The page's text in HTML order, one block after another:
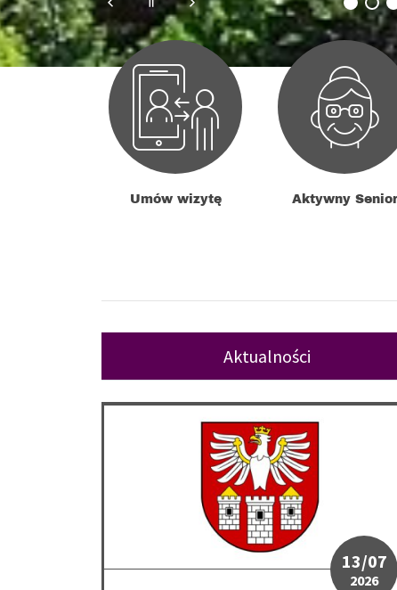
Umów wizytę Aktywny Senior
Aktualności
Zmiana numerów rachunków bankowych
13/07
2026